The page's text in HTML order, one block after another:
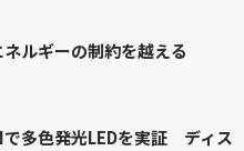
ルギーの制約を越える
多色発光LEDを実証 ディス